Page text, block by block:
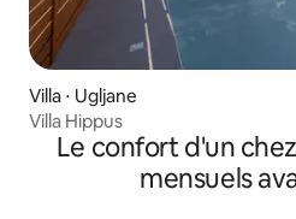
Villa ⋅ Ugljane
Villa Hippus
Le confort d'un
mensuels